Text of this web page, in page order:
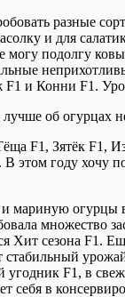
разные
и для
могу подолгу
F1 и Конни F1.
об огурцах
F1, Зятёк F1,
этом году хочу
мариную огурцы
множество
Хит сезона F1.
стабильный
угодник F1, в
себя в